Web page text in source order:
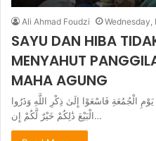
Ali Ahmad Foudzi Wednesday,
SAYU DAN HIBA
MENYAHUT
MAHA AGUNG
يَوْمِ الْجُمُعَةِ فَاسْعَوْا إِلَىٰ ذِكْرِ اللَّهِ وَذَرُوا
الْبَيْعَ ذَٰلِكُمْ خَيْرٌ لَّكُمْ إِن…